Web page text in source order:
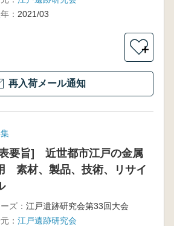
： 2021/03
＋
再入荷メール通知
要旨] 近世都市江戸の金属
素材、製品、技術、リサイ
ズ： 江戸遺跡研究会第33回大会
： 江戸遺跡研究会